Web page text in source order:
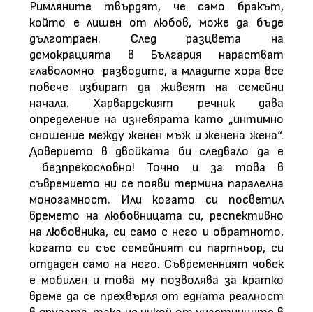
Римляните твърдят, че само бракът,
който е лишен от любов, може да бъде
дълготраен. След разцвета на
демокрацията в България нарастват
главоломно разводите, а младите хора все
повече избират да живеят на семейни
начала. Харвардският речник дава
определение на изневярата като „интимно
сношение между женен мъж и женена жена“.
Доверието в двойката би следвало да е
безпрекословно! Точно и за това в
съвремието ни се появи термина паралелна
моногамност. Или когато си посветил
времето на любовницата си, респективно
на любовника, си само с него и обратното,
когато си със семейният си партньор, си
отдаден само на него. Съвременният човек
е мобилен и това му позволява за кратко
време да се прехвърля от едната реалност